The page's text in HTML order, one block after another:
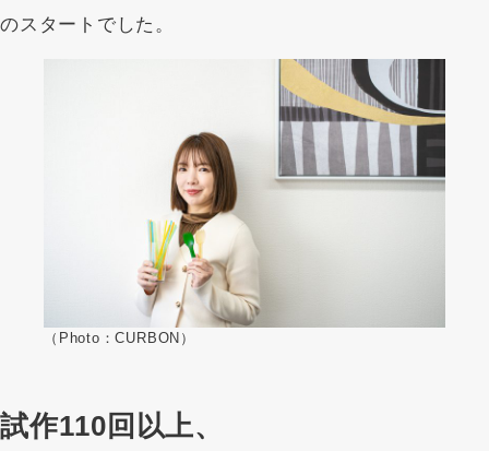
のスタートでした。
（Photo：CURBON）
試作110回以上、